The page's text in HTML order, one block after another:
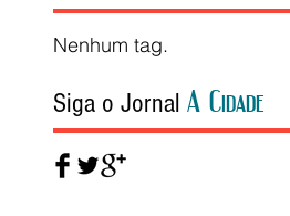
Nenhum tag.
Siga o Jornal A Cidade